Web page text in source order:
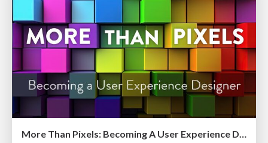
More Than Pixels: Becoming A User Experience Designer